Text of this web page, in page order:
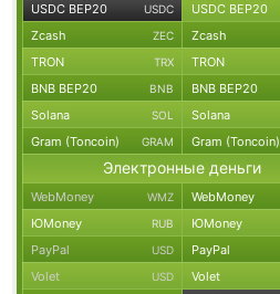
USDC BEP20 USDC USDC BEP20
Zcash ZEC Zcash
TRON TRX TRON
BNB BEP20 BNB BNB BEP20
Solana SOL Solana
Gram (Toncoin) GRAM Gram (Toncoin)
Электронные деньги
WebMoney WMZ WebMoney
ЮMoney RUB ЮMoney
PayPal USD PayPal
Volet USD Volet